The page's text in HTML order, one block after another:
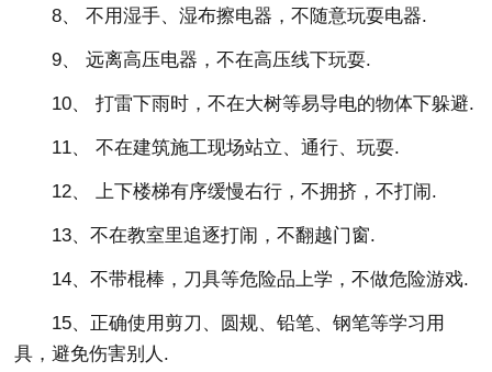
8、 不用湿手、湿布擦电器，不随意玩耍电器.
9、 远离高压电器，不在高压线下玩耍.
10、 打雷下雨时，不在大树等易导电的物体下躲避.
11、 不在建筑施工现场站立、通行、玩耍.
12、 上下楼梯有序缓慢右行，不拥挤，不打闹.
13、不在教室里追逐打闹，不翻越门窗.
14、不带棍棒，刀具等危险品上学，不做危险游戏.
15、正确使用剪刀、圆规、铅笔、钢笔等学习用
具，避免伤害别人.